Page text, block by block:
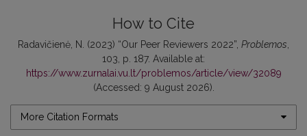
How to Cite
Radavičienė, N. (2023) “Our Peer Reviewers 2022”, Problemos
103, p. 187. Available at:
https://www.zurnalai.vu.lt/problemos/article/view/32089
(Accessed: 9 August 2026).
More Citation Formats